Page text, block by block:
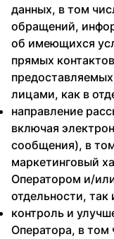
данных, в том
обращений,
об имеющихся
прямых
лицами, как в
направление
включая
сообщения), в
маркетинговый
Оператором и/
отдельности, так
контроль и
Оператора, в